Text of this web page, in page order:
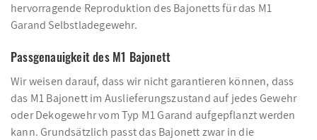
hervorragende Reproduktion des Bajonetts für das M1
Garand Selbstladegewehr.
Passgenauigkeit des M1 Bajonett
Wir weisen darauf, dass wir nicht garantieren können, dass
das M1 Bajonett im Auslieferungszustand auf jedes Gewehr
oder Dekogewehr vom Typ M1 Garand aufgepflanzt werden
kann. Grundsätzlich passt das Bajonett zwar in die